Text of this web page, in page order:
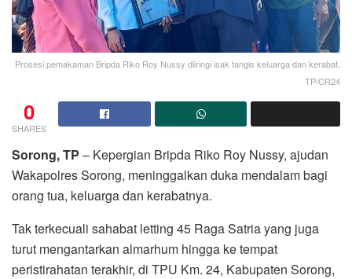
Prosesi pemakaman Bripda Riko Roy Nussy diiringi isak tangis keluarga dan kerabat.
TP/CR24
0
SHARES
Sorong, TP – Kepergian Bripda Riko Roy Nussy, ajudan
Wakapolres Sorong, meninggalkan duka mendalam bagi
orang tua, keluarga dan kerabatnya.
Tak terkecuali sahabat letting 45 Raga Satria yang juga
turut mengantarkan almarhum hingga ke tempat
peristirahatan terakhir, di TPU Km. 24, Kabupaten Sorong,